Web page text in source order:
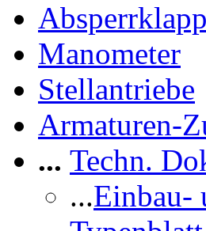
Manometer
Stellantriebe
Armaturen-
... Techn.
...